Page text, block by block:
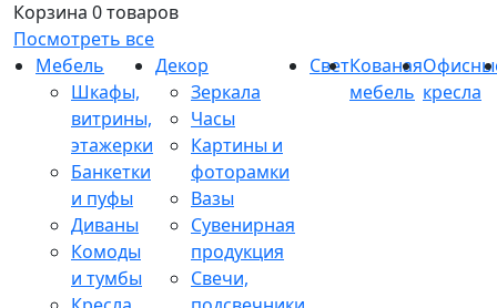
Корзина 0 товаров
Посмотреть все
Мебель
Шкафы,
витрины,
этажерки
Банкетки
и пуфы
Диваны
Комоды
и тумбы
Декор
Зеркала
Часы
Картины и
фоторамки
Вазы
Сувенирная
продукция
Свечи,
СветКованая
мебель кресла